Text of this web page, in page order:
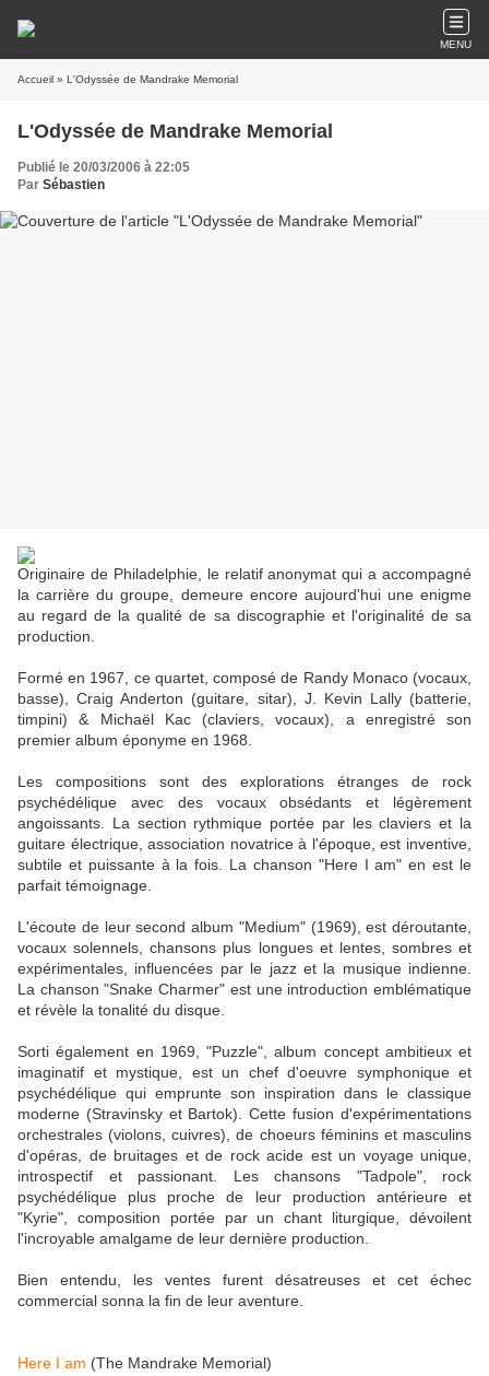
MENU
Accueil » L'Odyssée de Mandrake Memorial
L'Odyssée de Mandrake Memorial
Publié le 20/03/2006 à 22:05
Par Sébastien
Originaire de Philadelphie, le relatif anonymat qui a accompagné
la carrière du groupe, demeure encore aujourd'hui une enigme
au regard de la qualité de sa discographie et l'originalité de sa
production.
Formé en 1967, ce quartet, composé de Randy Monaco (vocaux,
basse), Craig Anderton (guitare, sitar), J. Kevin Lally (batterie,
timpini) & Michaël Kac (claviers, vocaux), a enregistré son
premier album éponyme en 1968.
Les compositions sont des explorations étranges de rock
psychédélique avec des vocaux obsédants et légèrement
angoissants. La section rythmique portée par les claviers et la
guitare électrique, association novatrice à l'époque, est inventive,
subtile et puissante à la fois. La chanson "Here I am" en est le
parfait témoignage.
L'écoute de leur second album "Medium" (1969), est déroutante,
vocaux solennels, chansons plus longues et lentes, sombres et
expérimentales, influencées par le jazz et la musique indienne.
La chanson "Snake Charmer" est une introduction emblématique
et révèle la tonalité du disque.
Sorti également en 1969, "Puzzle", album concept ambitieux et
imaginatif et mystique, est un chef d'oeuvre symphonique et
psychédélique qui emprunte son inspiration dans le classique
moderne (Stravinsky et Bartok). Cette fusion d'expérimentations
orchestrales (violons, cuivres), de choeurs féminins et masculins
d'opéras, de bruitages et de rock acide est un voyage unique,
introspectif et passionant. Les chansons "Tadpole", rock
psychédélique plus proche de leur production antérieure et
"Kyrie", composition portée par un chant liturgique, dévoilent
l'incroyable amalgame de leur dernière production.
Bien entendu, les ventes furent désatreuses et cet échec
commercial sonna la fin de leur aventure.
Here I am (The Mandrake Memorial)